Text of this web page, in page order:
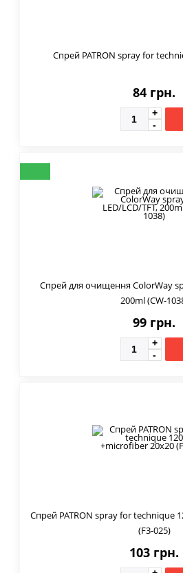
Спрей PATRON spray for
84 грн.
Спрей для очищення ColorWay
200ml (CW-
99 грн.
Спрей PATRON spray for technique
(F3-025)
103 грн.